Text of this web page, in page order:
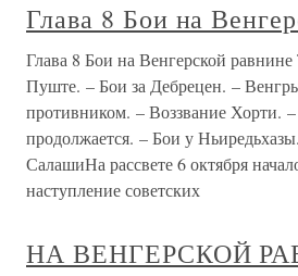
Глава 8 Бои на
Глава 8 Бои на Венгерской
Пуште. – Бои за Дебрецен. –
противником. – Воззвание Хорти.
продолжается. – Бои у
СалашиНа рассвете 6 октября
наступление советских
НА ВЕНГЕРСКОЙ